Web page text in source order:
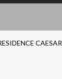
CAESAR